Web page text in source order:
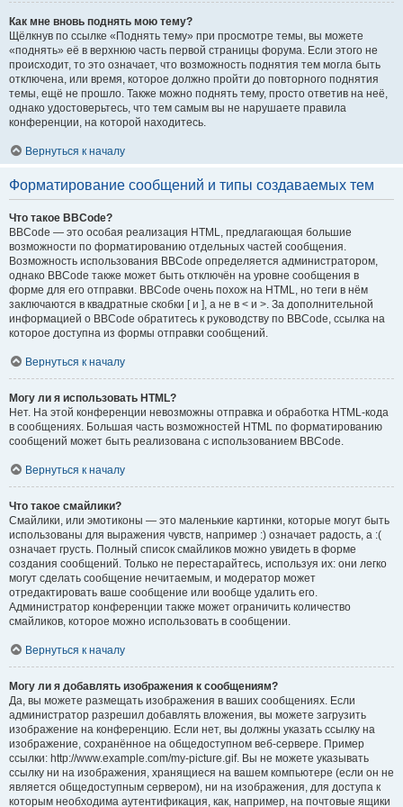
Как мне вновь поднять мою тему?
Щёлкнув по ссылке «Поднять тему» при просмотре темы, вы можете
«поднять» её в верхнюю часть первой страницы форума. Если этого не
происходит, то это означает, что возможность поднятия тем могла быть
отключена, или время, которое должно пройти до повторного поднятия
темы, ещё не прошло. Также можно поднять тему, просто ответив на неё,
однако удостоверьтесь, что тем самым вы не нарушаете правила
конференции, на которой находитесь.
Вернуться к началу
Форматирование сообщений и типы создаваемых тем
Что такое BBCode?
BBCode — это особая реализация HTML, предлагающая большие
возможности по форматированию отдельных частей сообщения.
Возможность использования BBCode определяется администратором,
однако BBCode также может быть отключён на уровне сообщения в
форме для его отправки. BBCode очень похож на HTML, но теги в нём
заключаются в квадратные скобки [ и ], а не в < и >. За дополнительной
информацией о BBCode обратитесь к руководству по BBCode, ссылка на
которое доступна из формы отправки сообщений.
Вернуться к началу
Могу ли я использовать HTML?
Нет. На этой конференции невозможны отправка и обработка HTML-кода
в сообщениях. Большая часть возможностей HTML по форматированию
сообщений может быть реализована с использованием BBCode.
Вернуться к началу
Что такое смайлики?
Смайлики, или эмотиконы — это маленькие картинки, которые могут быть
использованы для выражения чувств, например :) означает радость, а :(
означает грусть. Полный список смайликов можно увидеть в форме
создания сообщений. Только не перестарайтесь, используя их: они легко
могут сделать сообщение нечитаемым, и модератор может
отредактировать ваше сообщение или вообще удалить его.
Администратор конференции также может ограничить количество
смайликов, которое можно использовать в сообщении.
Вернуться к началу
Могу ли я добавлять изображения к сообщениям?
Да, вы можете размещать изображения в ваших сообщениях. Если
администратор разрешил добавлять вложения, вы можете загрузить
изображение на конференцию. Если нет, вы должны указать ссылку на
изображение, сохранённое на общедоступном веб-сервере. Пример
ссылки: http://www.example.com/my-picture.gif. Вы не можете указывать
ссылку ни на изображения, хранящиеся на вашем компьютере (если он не
является общедоступным сервером), ни на изображения, для доступа к
которым необходима аутентификация, как, например, на почтовые ящики